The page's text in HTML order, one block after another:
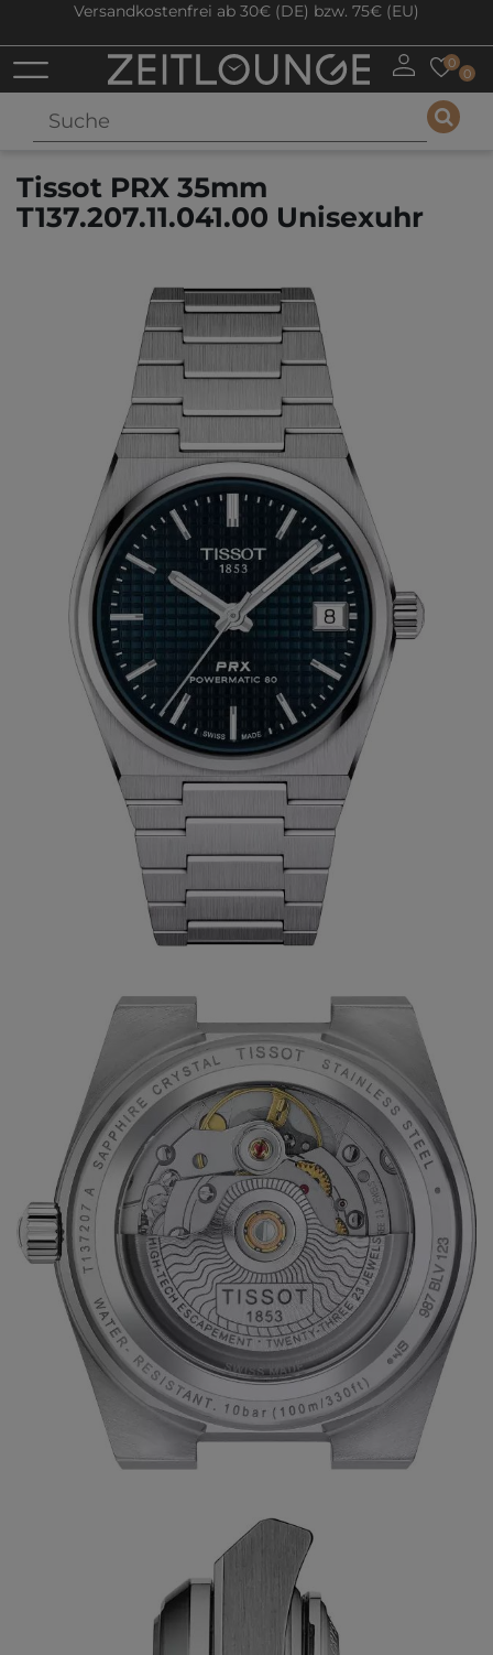
Versandkostenfrei ab 30€ (DE) bzw. 75€ (EU)
0
0
Tissot PRX 35mm
T137.207.11.041.00 Unisexuhr